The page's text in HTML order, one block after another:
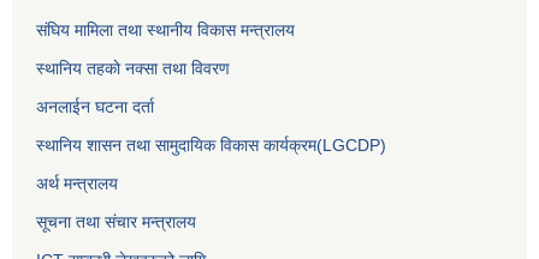
संघिय मामिला तथा स्थानीय विकास मन्त्रालय
स्थानिय तहकाे नक्सा तथा विवरण
अनलाईन घटना दर्ता
स्थानिय शासन तथा सामुदायिक विकास कार्यक्रम(LGCDP)
अर्थ मन्त्रालय
सूचना तथा संचार मन्त्रालय